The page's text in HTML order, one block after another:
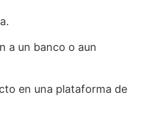
a un banco o aun
en una plataforma de